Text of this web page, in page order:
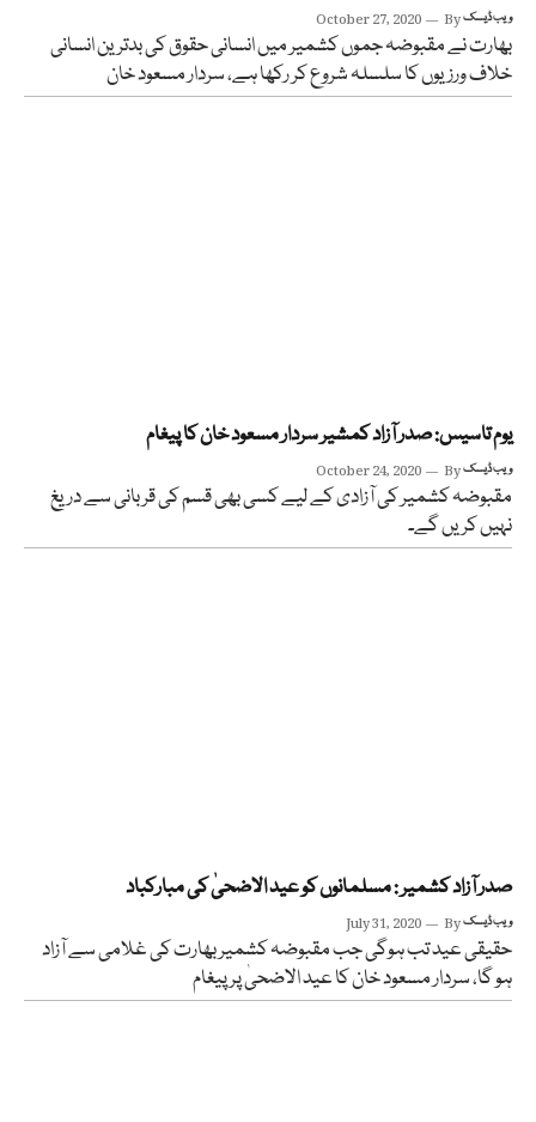
October 27, 2020 Byویب ڈیسک
بھارت نے مقبوضہ جموں کشمیر میں انسانی حقوق کی بدترین انسانی
خلاف ورزیوں کا سلسلہ شروع کر رکھا ہے، سردار مسعود خان
یوم تاسیس: صدر آزاد کمشیر سردار مسعود خان کا پیغام
October 24, 2020 Byویب ڈیسک
مقبوضہ کشمیر کی آزادی کے لیے کسی بھی قسم کی قربانی سے دریغ
نہیں کریں گے۔
صدر آزاد کشمیر : مسلمانوں کو عید الاضحیٰ کی مبارکباد
July 31, 2020 Byویب ڈیسک
حقیقی عید تب ہوگی جب مقبوضہ کشمیر بھارت کی غلامی سے آزاد
ہو گا، سردار مسعود خان کا عید الاضحیٰ پر پیغام